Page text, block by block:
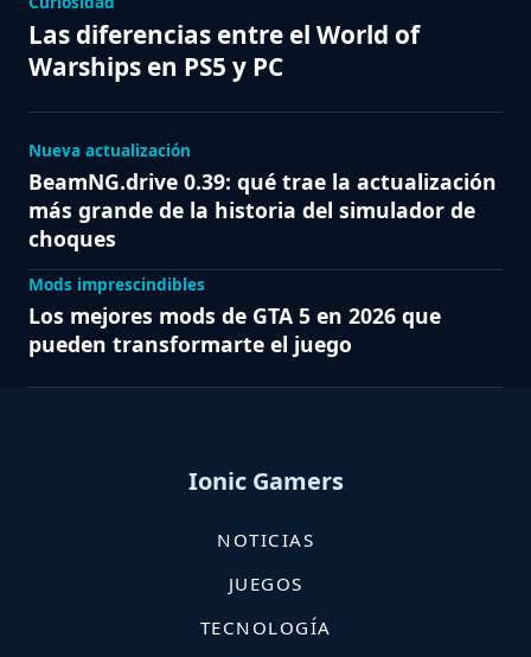
Las diferencias entre el World of
Warships en PS5 y PC
Nueva actualización
BeamNG.drive 0.39: qué trae la actualización
más grande de la historia del simulador de
choques
Mods imprescindibles
Los mejores mods de GTA 5 en 2026 que
pueden transformarte el juego
Ionic Gamers
NOTICIAS
JUEGOS
TECNOLOGÍA